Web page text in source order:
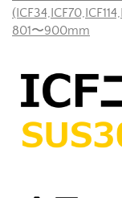
801〜900mm